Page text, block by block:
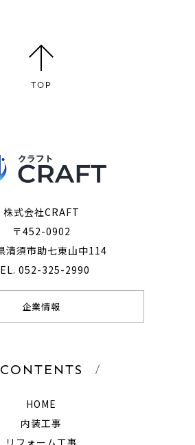
株式会社CRAFT
〒452-0902
清須市助七東山中114
052-325-2990
企業情報
CONTENTS
HOME
内装工事